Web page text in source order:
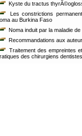
Kyste du tractus
Les constrictions
au Burkina Faso
Noma induit par la maladie de
Recommandations aux
Traitement des empreintes
des chirurgiens